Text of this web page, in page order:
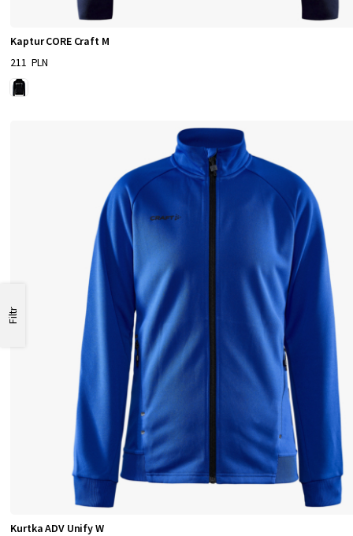
Kaptur CORE Craft M
211 PLN
Kurtka ADV Unify W
Filtr